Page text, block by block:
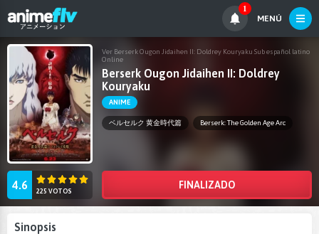
1
MENÚ
Ver Berserk Ougon Jidaihen II: Doldrey Kouryaku Sub español latino
Online
Berserk Ougon Jidaihen II: Doldrey
Kouryaku
ANIME
ベルセルク 黄金時代篇 Berserk: The Golden Age Arc
4.6 225 VOTOS
FINALIZADO
Sinopsis